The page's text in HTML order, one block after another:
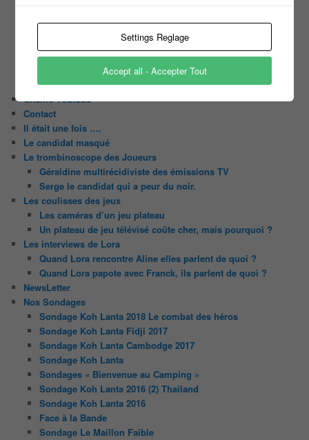
Tous les castings
Les 12 coups de midi
Les Z’Amours
N’oubliez Pas Les Paroles
Tout le monde veut prendre sa place
Chaine Youtube
Contact
Il était une fois ….
Le candidat masqué
Le trombinoscope des Joueurs
Géraldine multirécidiviste des émissions TV
Serge le candidat qui a peur du noir.
Les coulisses des jeux
Les caméras d’un jeu plateau
Un plateau de jeu télévisé coûte cher, mais pourquoi ?
Les interviews de Lora
Quand Lora rencontre Aline elles parlent de quoi ?
Quand Lora papote avec Franck, ils parlent de quoi ?
NewsLetter
Nos Sondages
Sondage Koh Lanta 2018 Le combat des héros
Sondage Koh Lanta Fidji 2017
Sondage Koh Lanta Cambodge 2017
Sondage Koh Lanta
Sondages « Bienvenue au Camping »
Sondage Koh Lanta 2016 (2) Thailand
Sondage Koh Lanta 2016
Face à la Bande
Sondage Le Maillon Faible
Settings Reglage
Accept all - Accepter Tout